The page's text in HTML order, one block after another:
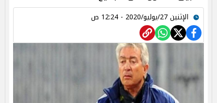
الإثنين 27/يوليو/2020 - 12:24 ص